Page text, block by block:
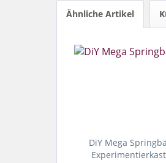
Ähnliche Artikel
DiY Mega